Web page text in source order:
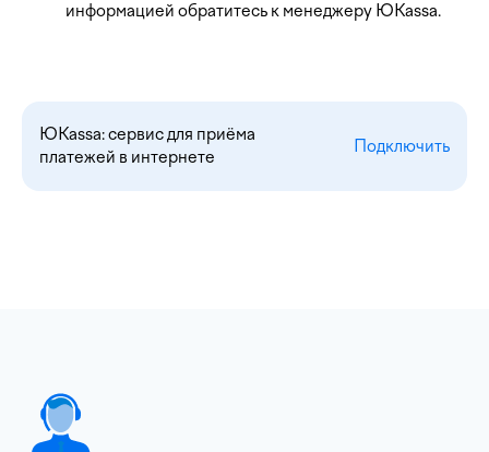
информацией обратитесь к менеджеру ЮKassa.
ЮKassa: сервис для приёма
платежей в интернете
Подключить